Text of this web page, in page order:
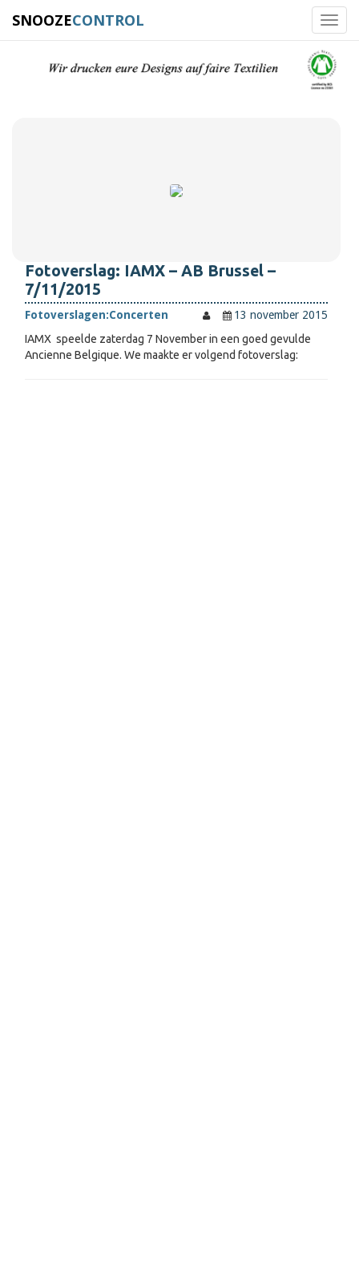
SNOOZECONTROL
Fotoverslag: IAMX – AB Brussel –
7/11/2015
Fotoverslagen:Concerten
13 november 2015
IAMX speelde zaterdag 7 November in een goed gevulde
Ancienne Belgique. We maakte er volgend fotoverslag: